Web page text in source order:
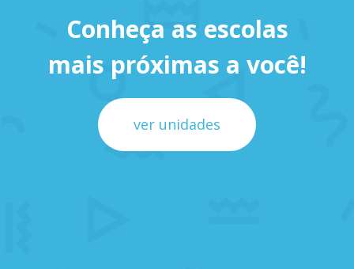
Conheça as escolas
mais próximas a você!
ver unidades